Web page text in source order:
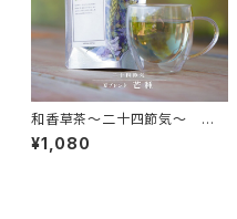
和香草茶～二十四節気～ 芒
種
¥1,080